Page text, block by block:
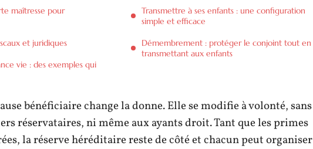
maîtresse pour
et juridiques
vie : des exemples qui
Transmettre à ses enfants : une configuration
simple et efficace
Démembrement : protéger le conjoint tout en
transmettant aux enfants
bénéficiaire change la donne. Elle se modifie à volonté, sans
réservataires, ni même aux ayants droit. Tant que les primes
la réserve héréditaire reste de côté et chacun peut organiser